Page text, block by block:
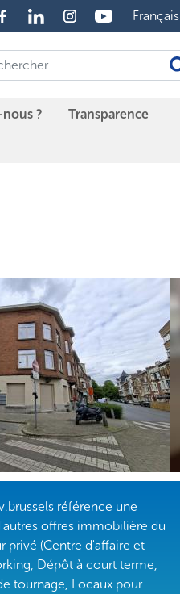
Français
? Transparence
référence une
offres immobilière du
privé (Centre d'affaire et
Dépôt à court terme,
tournage, Locaux pour